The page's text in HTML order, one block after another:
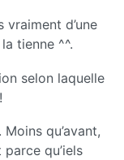
d’une
tienne ^^.
selon laquelle
qu’avant,
qu’iels